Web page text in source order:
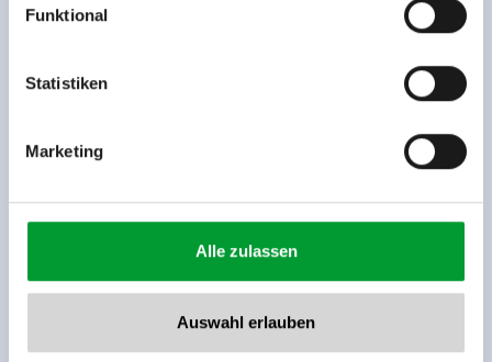
Rohr 23// A-6280 Zell am Ziller
www.zillertalarena.com
Funktional
Statistiken
Marketing
Alle zulassen
Auswahl erlauben
Buchungssystems bewertet. TrustYou sammelt diese
Bewertungen und errechnet einen Durchschnitt der
Bewertungsresultate.